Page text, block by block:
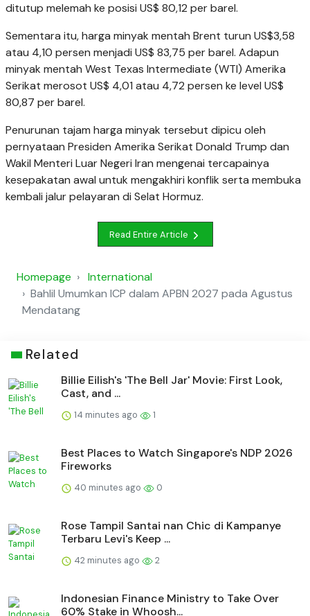
ditutup melemah ke posisi US$ 80,12 per barel.
Sementara itu, harga minyak mentah Brent turun US$3,58
atau 4,10 persen menjadi US$ 83,75 per barel. Adapun
minyak mentah West Texas Intermediate (WTI) Amerika
Serikat merosot US$ 4,01 atau 4,72 persen ke level US$
80,87 per barel.
Penurunan tajam harga minyak tersebut dipicu oleh
pernyataan Presiden Amerika Serikat Donald Trump dan
Wakil Menteri Luar Negeri Iran mengenai tercapainya
kesepakatan awal untuk mengakhiri konflik serta membuka
kembali jalur pelayaran di Selat Hormuz.
Read Entire Article
Homepage
International
Bahlil Umumkan ICP dalam APBN 2027 pada Agustus
Mendatang
Related
Billie Eilish's 'The Bell Jar' Movie: First Look,
Cast, and ...
14 minutes ago 1
Best Places to Watch Singapore's NDP 2026
Fireworks
40 minutes ago 0
Rose Tampil Santai nan Chic di Kampanye
Terbaru Levi's Keep ...
42 minutes ago 2
Indonesian Finance Ministry to Take Over
60% Stake in Whoosh...